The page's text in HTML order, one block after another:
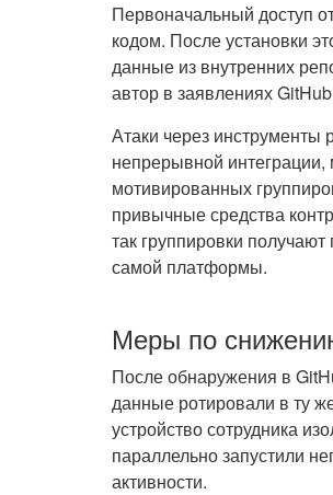
Первоначальный доступ
кодом. После установки
данные из внутренних
автор в заявлениях
Атаки через инструменты
непрерывной
мотивированных
привычные средства
так группировки
самой платформы.
Меры по
После обнаружения в
данные ротировали в ту
устройство сотрудника
параллельно запустили
активности.